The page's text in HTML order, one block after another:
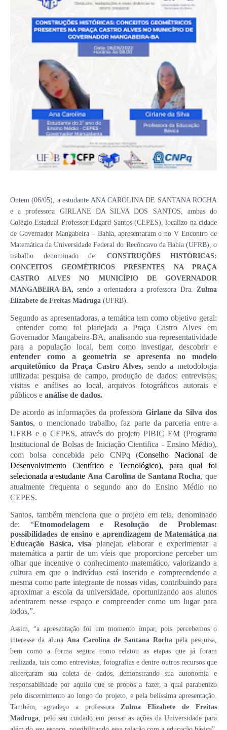
Ontem (06/05), a estudante ANA CAROLINA DE SANTANA ROCHA
e a professora GIRLANE DA SILVA DOS SANTOS, ambas do
Colégio Estadual Professor Edgard Santos (CEPES), localizo na cidade
de Governador Mangabeira – Bahia, apresentaram o no V Encontro de
Matemática da Universidade Federal do Recôncavo da Bahia (UFRB), o
trabalho denominado de: CONSTRUÇÕES HISTÓRICAS:
CONCEITOS GEOMÉTRICOS PRESENTES NA PRAÇA
CASTRO ALVES NO MUNICÍPIO DE GOVERNADOR
MANGABEIRA-BA,sendo a orientadora a professora Dra. Zulma
Elizabete de Freitas Madruga (UFRB).
Segundo as apresentadoras, a temática tem como objetivo geral:
entender como foi planejada a Praça Castro Alves em
Governador Mangabeira-BA, analisando sua representatividade
para a população local, bem como investigar, descobrir e
entender como a geometria se apresenta no modelo
arquitetônico da Praça Castro Alves, sendo a metodologia
utilizada:pesquisa de campo,produção de dados: entrevistas;
visitas e análises ao local, arquivos fotográficos autorais e
públicos e análise de dados.
De acordo as informações da professora Girlane da Silva dos
Santos, o mencionado trabalho, faz parte da parceria entre a
UFRB e o CEPES, através do projeto PIBIC EM (Programa
Institucional de Bolsas de Iniciação Cientifica - Ensino Médio),
com bolsa concebida pelo CNPq (Conselho Nacional de
Desenvolvimento Científico e Tecnológico), para qual foi
selecionada a estudante Ana Carolina de Santana Rocha, que
atualmente frequenta o segundo ano do Ensino Médio no
CEPES.
Santos, também menciona que o projeto em tela, denominado
de: “Etnomodelagem e Resolução de Problemas:
possibilidades de ensino e aprendizagem de Matemática na
Educação Básica, visa planejar, elaborar e experimentar a
matemática a partir de um víeis que proporcione perceber um
olhar que incentive o conhecimento matemático, valorizando a
cultura em que o indivíduo está inserido e compreendendo a
mesma como parte integrante de nossas vidas, contribuindo para
aproximar a escola da universidade, oportunizando aos alunos
adentrarem nesse espaço e compreender como um lugar para
todos,”.
Assim, “a apresentação foi um momento ímpar, pois percebemos o
interesse da aluna Ana Carolina de Santana Rocha pela pesquisa,
bem como a forma segura como relatou as etapas que já foram
realizada, tais como entrevistas, fotografias e dentre outros recursos que
alicerçaram sua coleta de dados, demonstrando sua autonomia e
responsabilidade por aquilo que se propôs a fazer, a qual parabenizo
pelo discernimento ao longo do projeto, e pela belíssima apresentação.
Também, agradeço a professora Zulma Elizabete de Freitas
Madruga , pelo seu cuidado em pensar as ações da Universidade para